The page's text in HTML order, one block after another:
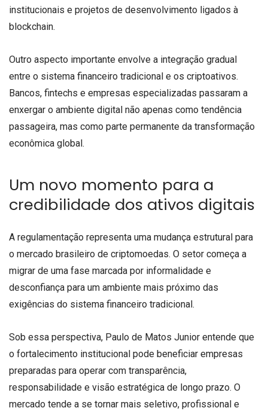
institucionais e projetos de desenvolvimento ligados à
blockchain.
Outro aspecto importante envolve a integração gradual
entre o sistema financeiro tradicional e os criptoativos.
Bancos, fintechs e empresas especializadas passaram a
enxergar o ambiente digital não apenas como tendência
passageira, mas como parte permanente da transformação
econômica global.
Um novo momento para a
credibilidade dos ativos digitais
A regulamentação representa uma mudança estrutural para
o mercado brasileiro de criptomoedas. O setor começa a
migrar de uma fase marcada por informalidade e
desconfiança para um ambiente mais próximo das
exigências do sistema financeiro tradicional.
Sob essa perspectiva, Paulo de Matos Junior entende que
o fortalecimento institucional pode beneficiar empresas
preparadas para operar com transparência,
responsabilidade e visão estratégica de longo prazo. O
mercado tende a se tornar mais seletivo, profissional e